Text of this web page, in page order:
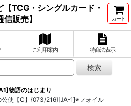
TCG・シングルカード・
信販売】
カート
ご利用案内 特商法表示
物語のはじまり
使【C】{073/216}[JA-1]※フォイル